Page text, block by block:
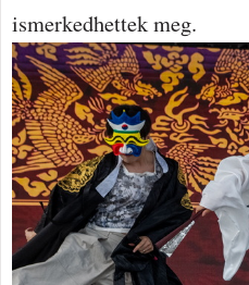
ismerkedhettek meg.